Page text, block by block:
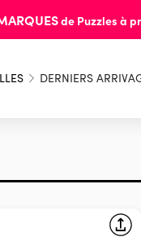
de Puzzles à
DERNIERS